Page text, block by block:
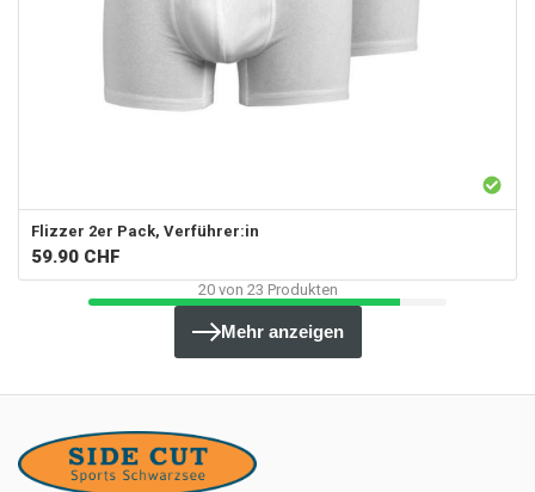
Flizzer 2er Pack, Verführer:in
59.90 CHF
20von 23 Produkten
Mehr anzeigen